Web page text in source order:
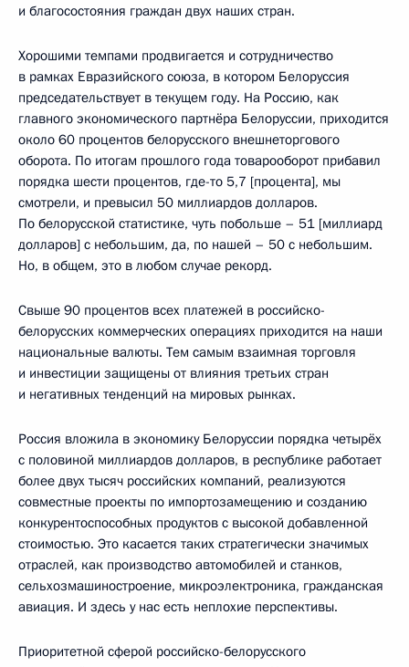
и благосостояния граждан двух наших стран.
Хорошими темпами продвигается и сотрудничество
в рамках Евразийского союза, в котором Белоруссия
председательствует в текущем году. На Россию, как
главного экономического партнёра Белоруссии, приходится
около 60 процентов белорусского внешнеторгового
оборота. По итогам прошлого года товарооборот прибавил
порядка шести процентов, где-то 5,7 [процента], мы
смотрели, и превысил 50 миллиардов долларов.
По белорусской статистике, чуть побольше – 51 [миллиард
долларов] с небольшим, да, по нашей – 50 с небольшим.
Но, в общем, это в любом случае рекорд.
Свыше 90 процентов всех платежей в российско-
белорусских коммерческих операциях приходится на наши
национальные валюты. Тем самым взаимная торговля
и инвестиции защищены от влияния третьих стран
и негативных тенденций на мировых рынках.
Россия вложила в экономику Белоруссии порядка четырёх
с половиной миллиардов долларов, в республике работает
более двух тысяч российских компаний, реализуются
совместные проекты по импортозамещению и созданию
конкурентоспособных продуктов с высокой добавленной
стоимостью. Это касается таких стратегически значимых
отраслей, как производство автомобилей и станков,
сельхозмашиностроение, микроэлектроника, гражданская
авиация. И здесь у нас есть неплохие перспективы.
Приоритетной сферой российско-белорусского